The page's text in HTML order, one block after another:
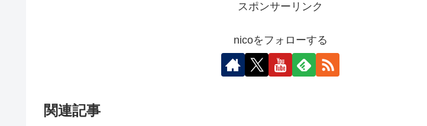
スポンサーリンク
nicoをフォローする
関連記事